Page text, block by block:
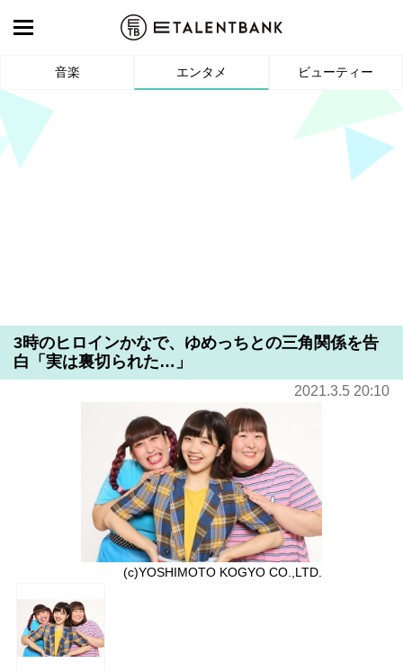
音楽 エンタメ ビューティー
3時のヒロインかなで、ゆめっちとの三角関係を告
白「実は裏切られた…」
2021.3.5 20:10
(c)YOSHIMOTO KOGYO CO.,LTD.